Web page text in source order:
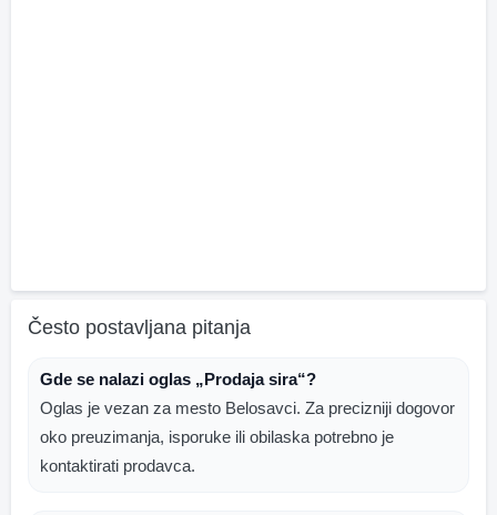
Često postavljana pitanja
Gde se nalazi oglas „Prodaja sira“?
Oglas je vezan za mesto Belosavci. Za precizniji dogovor
oko preuzimanja, isporuke ili obilaska potrebno je
kontaktirati prodavca.